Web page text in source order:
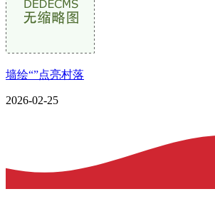
墙绘“”点亮村落
2026-02-25